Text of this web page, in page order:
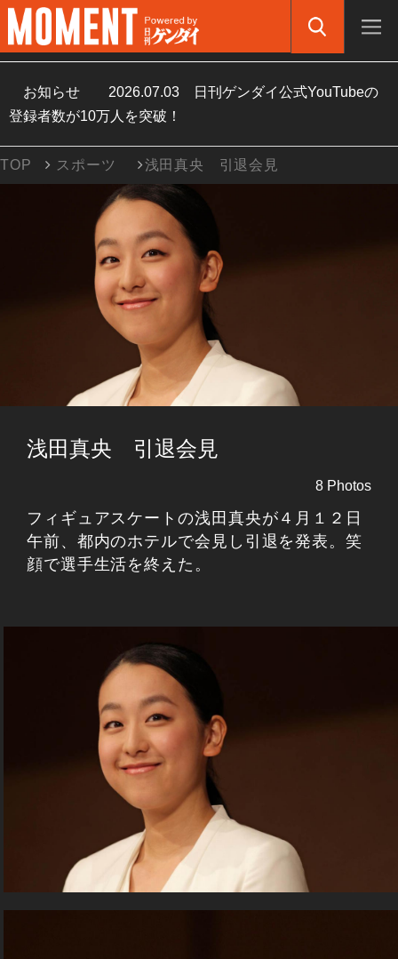
お知らせ 2026.07.03
日刊ゲンダイ公式YouTubeの
登録者数が10万人を突破！
TOP スポーツ 浅田真央 引退会見
浅田真央 引退会見
8 Photos
フィギュアスケートの浅田真央が４月１２日
午前、都内のホテルで会見し引退を発表。笑
顔で選手生活を終えた。